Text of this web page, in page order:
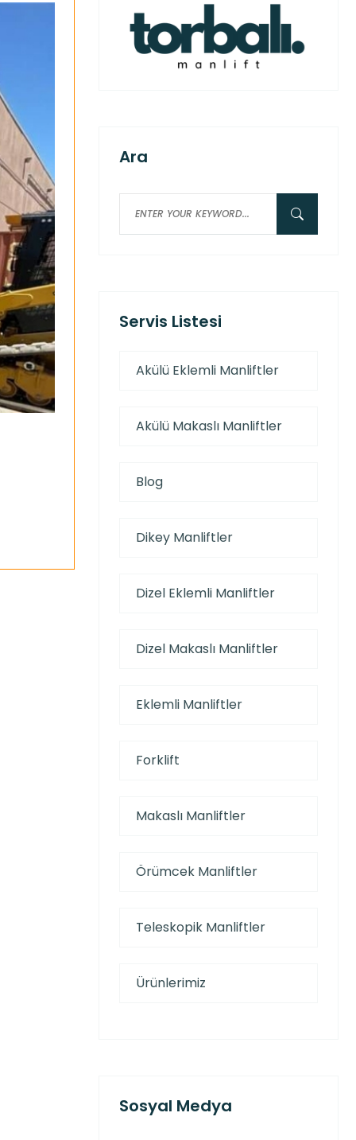
Ara
Servis Listesi
Akülü Eklemli Manliftler
Akülü Makaslı Manliftler
Blog
Dikey Manliftler
Dizel Eklemli Manliftler
Dizel Makaslı Manliftler
Eklemli Manliftler
Forklift
Makaslı Manliftler
Örümcek Manliftler
Teleskopik Manliftler
Ürünlerimiz
Sosyal Medya